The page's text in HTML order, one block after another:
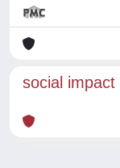
social impact